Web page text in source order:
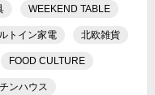
WEEKEND TABLE
トイン家電 北欧雑貨
FOOD CULTURE
ンハウス